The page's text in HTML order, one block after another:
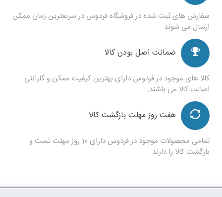
سفارش های ثبت شده در فروشگاه فردوس در سریعترین زمان ممکن
ارسال می شوند.
ضمانت اصل بودن کالا
کالا های موجود در فردوس دارای بهترین کیفیت ممکن و گارانتی
اصالت کالا می باشند.
هفت روز مهلت بازگشت کالا
تمامی محصولات موجود در فردوس دارای 10 روز مهلت تست و
بازگشت کالا را دارند.